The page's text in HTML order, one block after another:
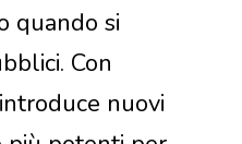
quando si
Con
nuovi